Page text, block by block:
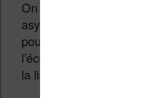
On retrouve un boîtier
asymétrique qui
pour tourner les pages
l’écran. Ceci permet
la liseuse à une seule